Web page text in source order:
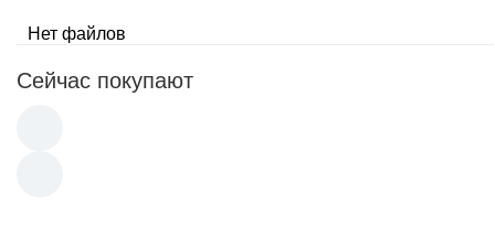
Нет файлов
Сейчас покупают